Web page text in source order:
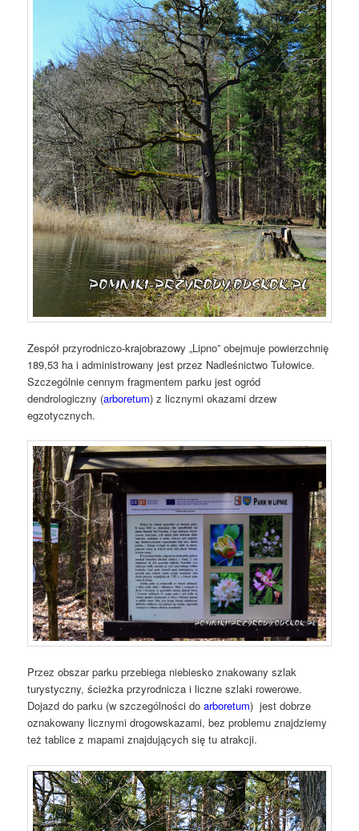
Zespół przyrodniczo-krajobrazowy „Lipno” obejmuje powierzchnię
189,53 ha i administrowany jest przez Nadleśnictwo Tułowice.
Szczególnie cennym fragmentem parku jest ogród
dendrologiczny (arboretum) z licznymi okazami drzew
egzotycznych.
Przez obszar parku przebiega niebiesko znakowany szlak
turystyczny, ścieżka przyrodnicza i liczne szlaki rowerowe.
Dojazd do parku (w szczególności doarboretum) jest dobrze
oznakowany licznymi drogowskazami, bez problemu znajdziemy
też tablice z mapami znajdujących się tu atrakcji.